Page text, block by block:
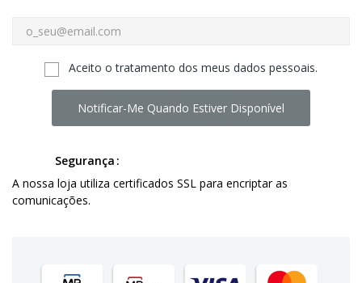
Aceito o tratamento dos meus dados pessoais.
Notificar-Me Quando Estiver Disponível
Segurança
A nossa loja utiliza certificados SSL para encriptar as
comunicações.